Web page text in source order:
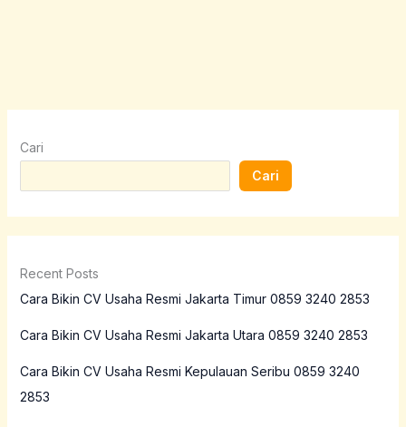
Cari
Cari
Recent Posts
Cara Bikin CV Usaha Resmi Jakarta Timur 0859 3240 2853
Cara Bikin CV Usaha Resmi Jakarta Utara 0859 3240 2853
Cara Bikin CV Usaha Resmi Kepulauan Seribu 0859 3240
2853